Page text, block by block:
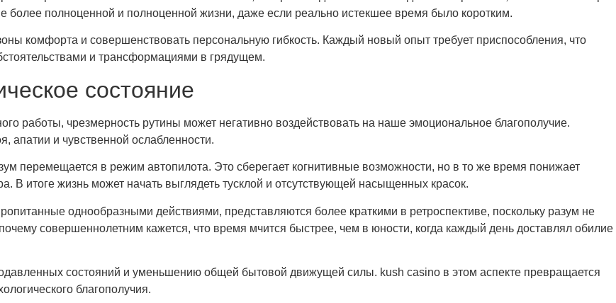
более полноценной и полноценной жизни, даже если реально истекшее время было коротким.
комфорта и совершенствовать персональную гибкость. Каждый новый опыт требует приспособления, что
и трансформациями в грядущем.
состояние
работы, чрезмерность рутины может негативно воздействовать на наше эмоциональное благополучие.
апатии и чувственной ослабленности.
перемещается в режим автопилота. Это сберегает когнитивные возможности, но в то же время понижает
В итоге жизнь может начать выглядеть тусклой и отсутствующей насыщенных красок.
однообразными действиями, представляются более краткими в ретроспективе, поскольку разум не
совершеннолетним кажется, что время мчится быстрее, чем в юности, когда каждый день доставлял обилие
состояний и уменьшению общей бытовой движущей силы. kush casino в этом аспекте превращается
благополучия.